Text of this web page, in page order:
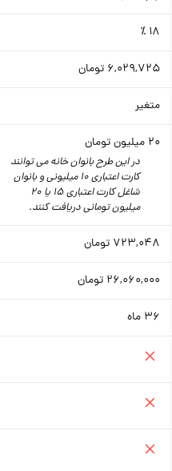
6,029,725 تومان
متغیر
میلیون تومان
در این طرح بانوان خانه می توانند
کارت اعتباری 10 میلیونی و بانوان
شاغل کارت اعتباری 15 یا 20
میلیون تومانی دریافت کنند.
723,048تومان
26,060,000 تومان
ماه